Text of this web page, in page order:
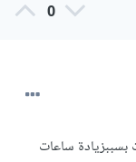
0
بسببزيادة ساعات